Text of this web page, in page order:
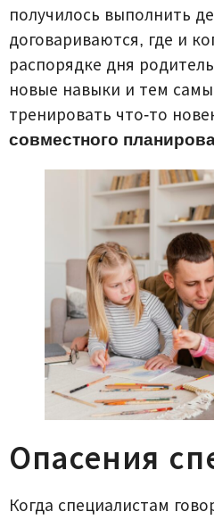
получилось выполнить
договариваются, где и
распорядке дня
новые навыки и тем
тренировать что-то
совместного
Опасения
Когда специалистам